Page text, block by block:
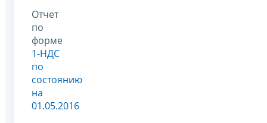
Отчет
по
форме
1-НДС
по
состоянию
на
01.05.2016